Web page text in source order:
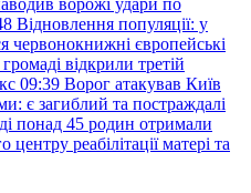
ворожі удари по
Відновлення популяції: у
червонокнижні європейські
відкрили третій
09:39 Ворог атакував Київ
є загиблий та постраждалі
понад 45 родин отримали
центру реабілітації матері та